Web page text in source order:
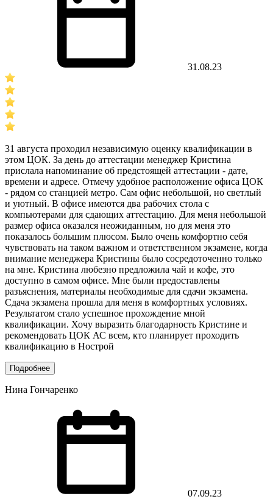
31.08.23
31 августа проходил независимую оценку квалификации в
этом ЦОК. За день до аттестации менеджер Кристина
прислала напоминание об предстоящей аттестации - дате,
времени и адресе. Отмечу удобное расположение офиса ЦОК
- рядом со станцией метро. Сам офис небольшой, но светлый
и уютный. В офисе имеются два рабочих стола с
компьютерами для сдающих аттестацию. Для меня небольшой
размер офиса оказался неожиданным, но для меня это
показалось большим плюсом. Было очень комфортно себя
чувствовать на таком важном и ответственном экзамене, когда
внимание менеджера Кристины было сосредоточенно только
на мне. Кристина любезно предложила чай и кофе, это
доступно в самом офисе. Мне были предоставлены
разъяснения, материалы необходимые для сдачи экзамена.
Сдача экзамена прошла для меня в комфортных условиях.
Результатом стало успешное прохождение мной
квалификации. Хочу выразить благодарность Кристине и
рекомендовать ЦОК АС всем, кто планирует проходить
квалификацию в Нострой
Подробнее
Нина Гончаренко
07.09.23